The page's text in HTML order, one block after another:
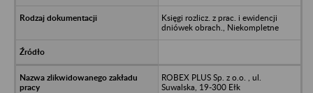
Księgi rozlicz. z prac. i ewidencji
dniówek obrach., Niekompletne
ROBEX PLUS Sp. z o.o. , ul.
Suwalska, 19-300 Ełk